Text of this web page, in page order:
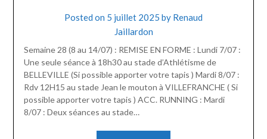
Posted on 5 juillet 2025 by Renaud
Jaillardon
Semaine 28 (8 au 14/07) : REMISE EN FORME : Lundi 7/07 :
Une seule séance à 18h30 au stade d’Athlétisme de
BELLEVILLE (Si possible apporter votre tapis ) Mardi 8/07 :
Rdv 12H15 au stade Jean le mouton à VILLEFRANCHE ( Si
possible apporter votre tapis ) ACC. RUNNING : Mardi
8/07 : Deux séances au stade…